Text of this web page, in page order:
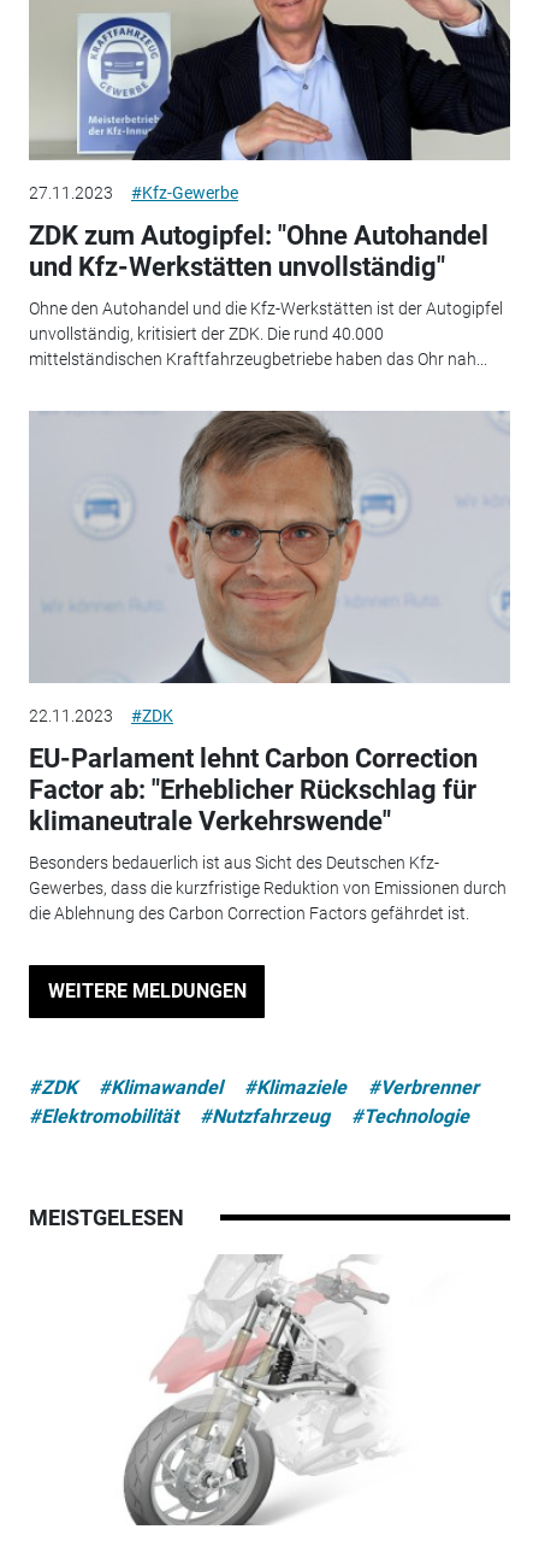
27.11.2023 #Kfz-Gewerbe
ZDK zum Autogipfel: "Ohne Autohandel
und Kfz-Werkstätten unvollständig"
Ohne den Autohandel und die Kfz-Werkstätten ist der Autogipfel
unvollständig, kritisiert der ZDK. Die rund 40.000
mittelständischen Kraftfahrzeugbetriebe haben das Ohr nah...
22.11.2023 #ZDK
EU-Parlament lehnt Carbon Correction
Factor ab: "Erheblicher Rückschlag für
klimaneutrale Verkehrswende"
Besonders bedauerlich ist aus Sicht des Deutschen Kfz-
Gewerbes, dass die kurzfristige Reduktion von Emissionen durch
die Ablehnung des Carbon Correction Factors gefährdet ist.
WEITERE MELDUNGEN
#ZDK #Klimawandel #Klimaziele
#Verbrenner
#Elektromobilität
#Nutzfahrzeug #Technologie
MEISTGELESEN